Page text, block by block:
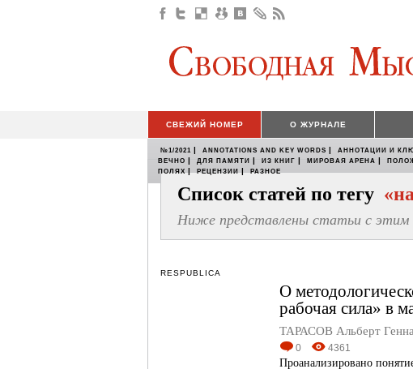
СВЕЖИЙ НОМЕР О ЖУРНАЛЕ
№1/2021 | ANNOTATIONS AND KEY WORDS | АННОТАЦИИ И
ВЕЧНО | ДЛЯ ПАМЯТИ | ИЗ КНИГ | МИРОВАЯ АРЕНА |
ПОЛЯХ | РЕЦЕНЗИИ | РАЗНОЕ
Список статей по тегу
Ниже представлены статьи с этим
RESPUBLICA
О
рабочая сила» в
ТАРАСОВ Альберт
0 4361
Проанализировано